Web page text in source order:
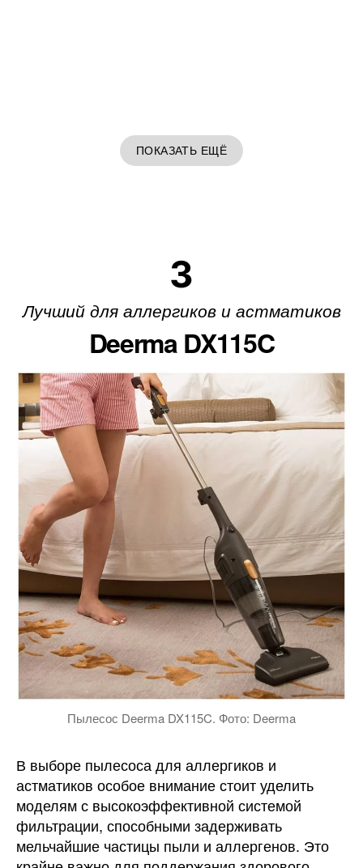
ПОКАЗАТЬ ЕЩЁ
3
Лучший для аллергиков и астматиков
Deerma DX115C
Пылесос Deerma DX115C. Фото: Deerma
В выборе пылесоса для аллергиков и
астматиков особое внимание стоит уделить
моделям с высокоэффективной системой
фильтрации, способными задерживать
мельчайшие частицы пыли и аллергенов. Это